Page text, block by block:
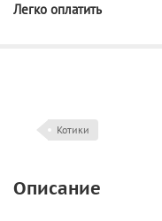
Легко оплатить
Котики
Описание